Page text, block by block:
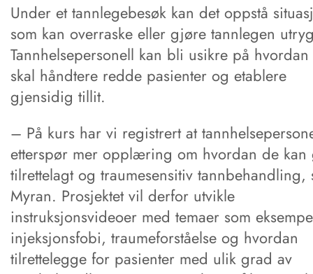
Under et tannlegebesøk kan det oppstå
som kan overraske eller gjøre tannlegen
Tannhelsepersonell kan bli usikre på
skal håndtere redde pasienter og etablere
gjensidig tillit.
– På kurs har vi registrert at
etterspør mer opplæring om hvordan de kan
tilrettelagt og traumesensitiv tannbehandling,
Myran. Prosjektet vil derfor utvikle
instruksjonsvideoer med temaer som
injeksjonsfobi, traumeforståelse og hvordan
tilrettelegge for pasienter med ulik grad av